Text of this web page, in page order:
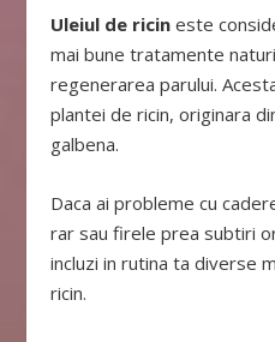
Uleiul de ricineste
mai bune tratamente
regenerarea parului.
plantei de ricin, originara
galbena.
Daca ai probleme cu
rar sau firele prea subtiri
incluzi in rutina ta diverse
ricin.